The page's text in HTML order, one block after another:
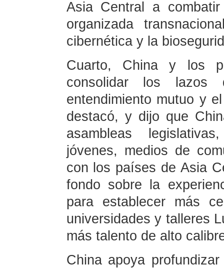
Asia Central a
organizada
cibernética y la
Cuarto, China y los
consolidar los
entendimiento mutuo y
destacó, y dijo que
asambleas
jóvenes, medios de
con los países de Asia
fondo sobre la
para establecer más
universidades y talleres
más talento de alto
China apoya